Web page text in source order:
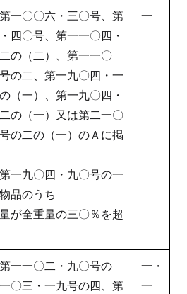
一〇〇六・三〇号、第
四〇号、第一一〇四・
の（二）、第一一〇
の二、第一九〇四・一
（一）、第一九〇四・
の（一）又は第二一〇
の二の（一）のＡに掲
一九〇四・九〇号の一
品のうち
が全重量の三〇％を超
一
一一〇二・九〇号の
〇三・一九号の四、第
一・
一